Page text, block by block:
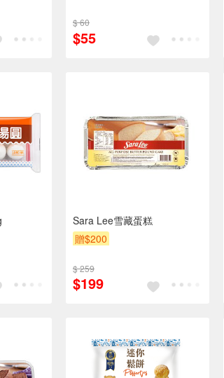
$ 60
$55
Sara Lee雪藏蛋糕
贈$200
$ 259
$199